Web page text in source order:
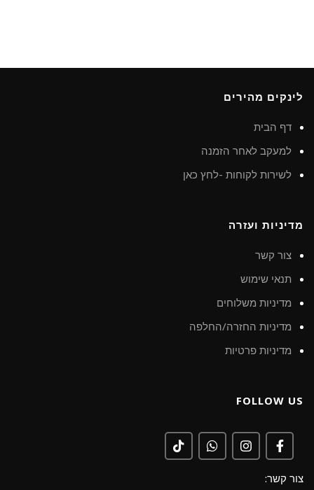
לינקים מהירים
דף הבית
למעקב לאחר הזמנה
לשירות לקוחות -לחץ כאן
מדיניות ועזרה
צור קשר
תנאי שימוש
מדיניות משלוחים
מדיניות החזרה/החלפה
מדיניות פרטיות
FOLLOW US
צור קשר: